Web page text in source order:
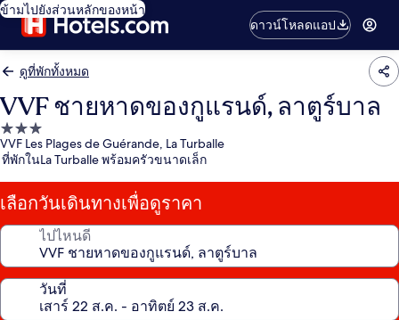
ข้ามไปยังส่วนหลักของหน้า
ดาวน์โหลดแอป
ดูที่พักทั้งหมด
VVF ชายหาดของกูแรนด์, ลาตูร์บาล
ที่พัก
3.0
VVF Les Plages de Guérande, La Turballe
ที่พักในLa Turballe พร้อมครัวขนาดเล็ก
เลือกวันเดินทางเพื่อดูราคา
ไปไหนดี
วันที่